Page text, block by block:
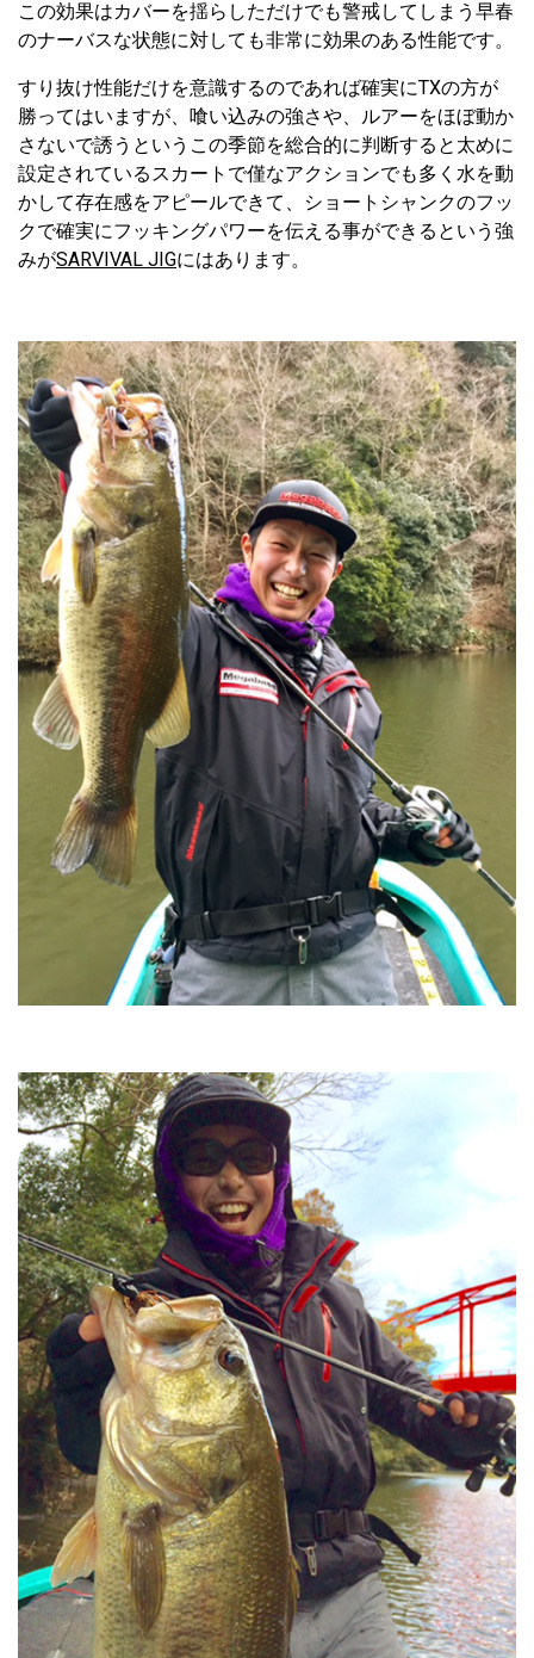
この効果はカバーを揺らしただけでも警戒してしまう早春
のナーバスな状態に対しても非常に効果のある性能です。
すり抜け性能だけを意識するのであれば確実にTXの方が
勝ってはいますが、喰い込みの強さや、ルアーをほぼ動か
さないで誘うというこの季節を総合的に判断すると太めに
設定されているスカートで僅なアクションでも多く水を動
かして存在感をアピールできて、ショートシャンクのフッ
クで確実にフッキングパワーを伝える事ができるという強
みがSARVIVAL JIGにはあります。